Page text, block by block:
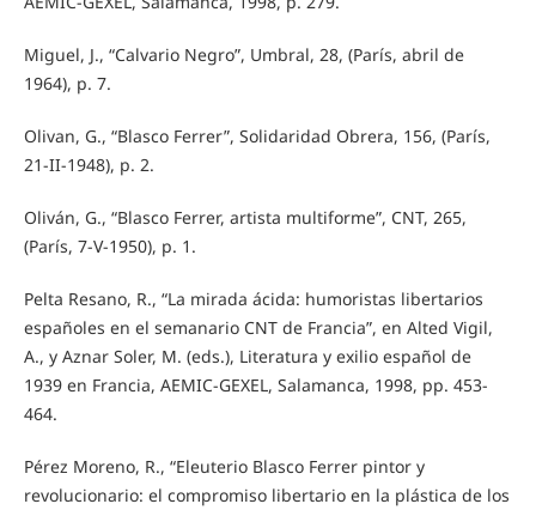
Miguel, J., “Calvario Negro”, Umbral, 28, (París, abril de
1964), p. 7.
Olivan, G., “Blasco Ferrer”, Solidaridad Obrera, 156, (París,
21-II-1948), p. 2.
Oliván, G., “Blasco Ferrer, artista multiforme”, CNT, 265,
(París, 7-V-1950), p. 1.
Pelta Resano, R., “La mirada ácida: humoristas libertarios
españoles en el semanario CNT de Francia”, en Alted Vigil,
A., y Aznar Soler, M. (eds.), Literatura y exilio español de
1939 en Francia, AEMIC-GEXEL, Salamanca, 1998, pp. 453-
464.
Pérez Moreno, R., “Eleuterio Blasco Ferrer pintor y
revolucionario: el compromiso libertario en la plástica de los